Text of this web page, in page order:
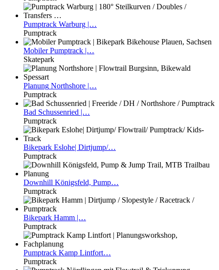
Pumptrack Warburg |…
Pumptrack
MobilerPumptrack |…
Skatepark
Planung Northshore |…
Pumptrack
Bad Schussenried |…
Pumptrack
Bikepark Eslohe| Dirtjump/…
Pumptrack
Downhill Königsfeld, Pump…
Pumptrack
Bikepark Hamm |…
Pumptrack
Pumptrack Kamp Lintfort…
Pumptrack